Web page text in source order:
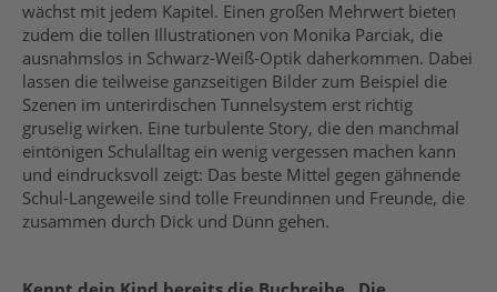
wächst mit jedem Kapitel. Einen großen Mehrwert bieten
zudem die tollen Illustrationen von Monika Parciak, die
ausnahmslos in Schwarz-Weiß-Optik daherkommen. Dabei
lassen die teilweise ganzseitigen Bilder zum Beispiel die
Szenen im unterirdischen Tunnelsystem erst richtig
gruselig wirken. Eine turbulente Story, die den manchmal
eintönigen Schulalltag ein wenig vergessen machen kann
und eindrucksvoll zeigt: Das beste Mittel gegen gähnende
Schul-Langeweile sind tolle Freundinnen und Freunde, die
zusammen durch Dick und Dünn gehen.